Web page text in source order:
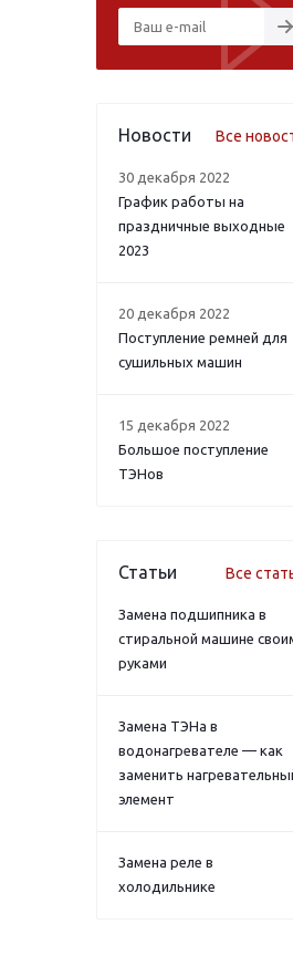
Новости Все
30 декабря 2022
График работы на
праздничные выходные
2023
20 декабря 2022
Поступление ремней для
сушильных машин
15 декабря 2022
Большое поступление
ТЭНов
Статьи Все
Замена подшипника в
стиральной машине
руками
Замена ТЭНа в
водонагревателе — как
заменить
элемент
Замена реле в
холодильнике